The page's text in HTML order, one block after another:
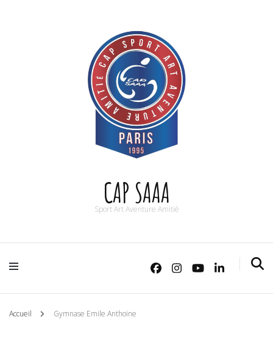
CAP SAAA
Sport Art Aventure Amitié
Accueil Gymnase Emile Anthoine